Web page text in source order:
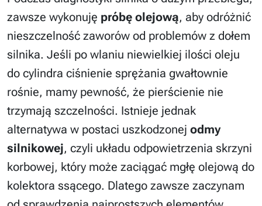
zawsze wykonuję próbę olejową, aby odróżnić
nieszczelność zaworów od problemów z dołem
silnika. Jeśli po wlaniu niewielkiej ilości oleju
do cylindra ciśnienie sprężania gwałtownie
rośnie, mamy pewność, że pierścienie nie
trzymają szczelności. Istnieje jednak
alternatywa w postaci uszkodzonej odmy
silnikowej, czyli układu odpowietrzenia skrzyni
korbowej, który może zaciągać mgłę olejową do
kolektora ssącego. Dlatego zawsze zaczynam